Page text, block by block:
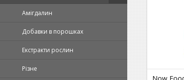
Амігдалин
Добавки в порошках
Екстракти рослин
Різне